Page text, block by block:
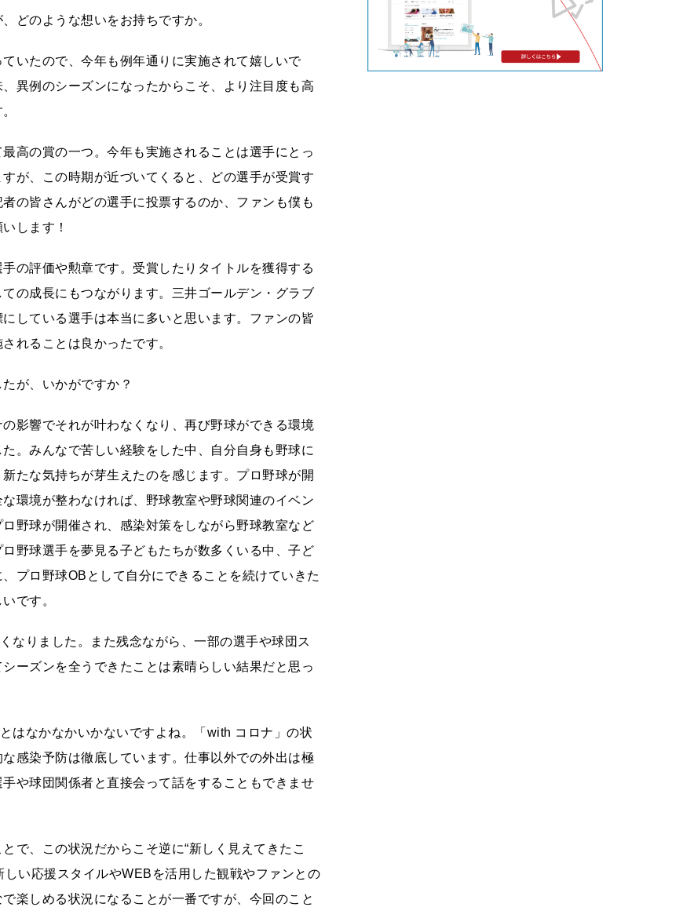
どのような想いをお持ちですか。
いたので、今年も例年通りに実施されて嬉しいで
異例のシーズンになったからこそ、より注目度も高
高の賞の一つ。今年も実施されることは選手にとっ
が、この時期が近づいてくると、どの選手が受賞す
の皆さんがどの選手に投票するのか、ファンも僕も
します！
の評価や勲章です。受賞したりタイトルを獲得する
の成長にもつながります。三井ゴールデン・グラブ
している選手は本当に多いと思います。ファンの皆
れることは良かったです。
が、いかがですか？
影響でそれが叶わなくなり、再び野球ができる環境
。みんなで苦しい経験をした中、自分自身も野球に
たな気持ちが芽生えたのを感じます。プロ野球が開
環境が整わなければ、野球教室や野球関連のイベン
野球が開催され、感染対策をしながら野球教室など
野球選手を夢見る子どもたちが数多くいる中、子ど
プロ野球OBとして自分にできることを続けていきた
です。
なりました。また残念ながら、一部の選手や球団ス
ーズンを全うできたことは素晴らしい結果だと思っ
はなかなかいかないですよね。「with コロナ」の状
感染予防は徹底しています。仕事以外での外出は極
や球団関係者と直接会って話をすることもできませ
で、この状況だからこそ逆に“新しく見えてきたこ
しい応援スタイルやWEBを活用した観戦やファンとの
楽しめる状況になることが一番ですが、今回のこと